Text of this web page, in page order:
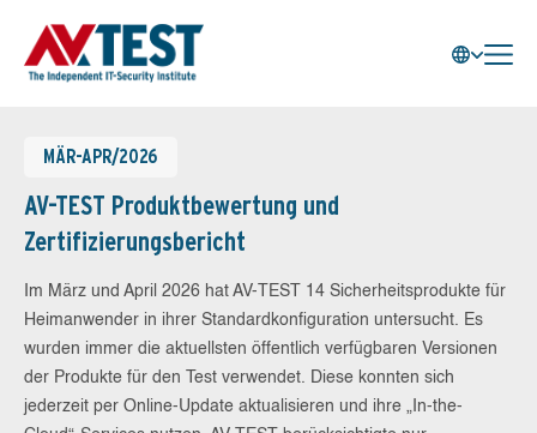
MÄR-APR/2026
AV-TEST Produktbewertung und
Zertifizierungsbericht
Im März und April 2026 hat AV-TEST 14 Sicherheitsprodukte für
Heimanwender in ihrer Standardkonfiguration untersucht. Es
wurden immer die aktuellsten öffentlich verfügbaren Versionen
der Produkte für den Test verwendet. Diese konnten sich
jederzeit per Online-Update aktualisieren und ihre „In-the-